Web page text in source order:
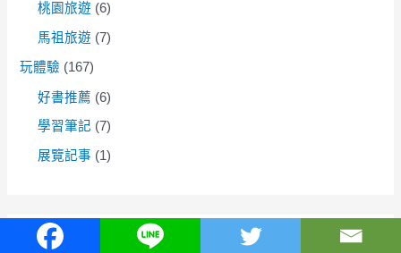
桃園旅遊 (6)
馬祖旅遊 (7)
玩體驗 (167)
好書推薦 (6)
學習筆記 (7)
展覽記事 (1)